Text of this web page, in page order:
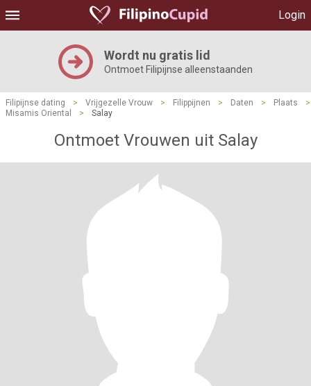
Login
Wordt nu gratis lid
Ontmoet Filipijnse alleenstaanden
Filipijnse dating > Vrijgezelle Vrouw > Filippijnen > Daten > Plaats
>
Misamis Oriental
> Salay
Ontmoet Vrouwen uit Salay